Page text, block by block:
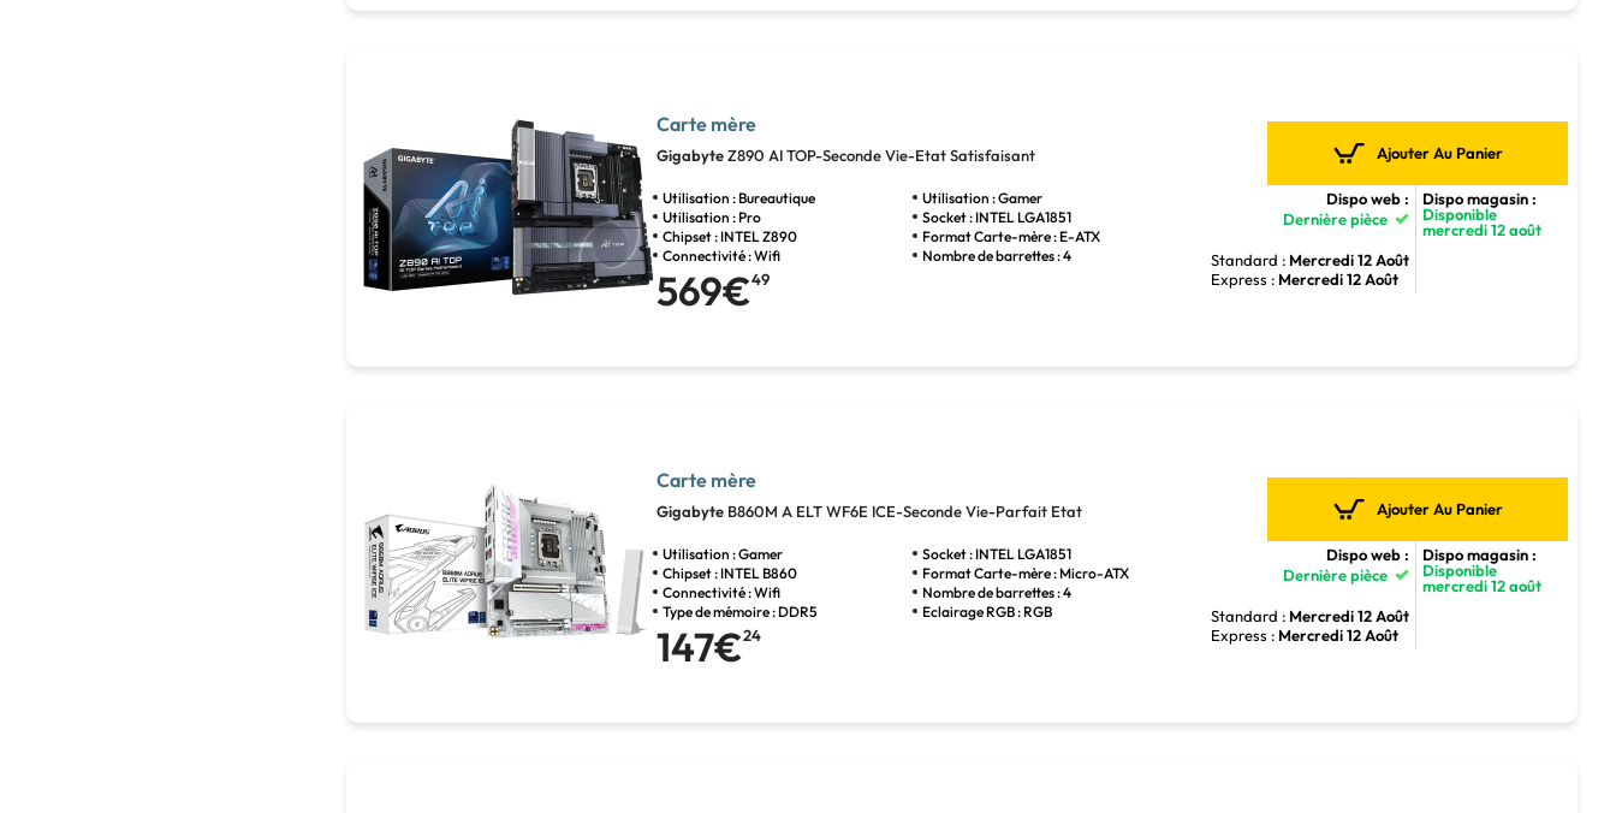
Carte mère
GigabyteZ890 AI TOP-Seconde Vie-Etat Satisfaisant
Utilisation : Bureautique
Utilisation : Gamer
Utilisation : Pro
Socket : INTEL LGA1851
Chipset : INTEL Z890
Format Carte-mère : E-ATX
Connectivité : Wifi
Nombre de barrettes : 4
569€49
Ajouter Au Panier
Dispo web :
Dernière pièce
Standard : Mercredi 12 Août
Express : Mercredi 12 Août
Dispo magasin :
Disponible
mercredi 12 août
Carte mère
Gigabyte B860M A ELT WF6E ICE-Seconde Vie-Parfait Etat
Utilisation : Gamer
Socket : INTEL LGA1851
Chipset : INTEL B860
Format Carte-mère : Micro-ATX
Connectivité : Wifi
Nombre de barrettes : 4
Type de mémoire : DDR5
Eclairage RGB : RGB
147€24
Ajouter Au Panier
Dispo web :
Dernière pièce
Standard : Mercredi 12 Août
Express : Mercredi 12 Août
Dispo magasin :
Disponible
mercredi 12 août